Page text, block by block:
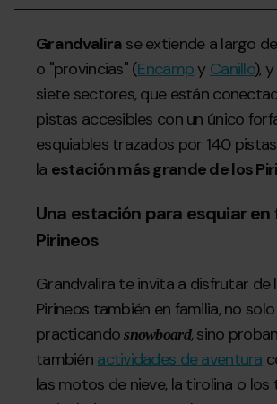
Grandvalira se extiende a largo
o "provincias" (Encampy Canillo),
siete sectores, que están
pistas accesibles con un único
esquiables trazados por 140
la estación más grande de los
Una estación para esquiar en
Pirineos
Grandvalira te invita a disfrutar de
Pirineos también en familia, no
practicandosnowboard, sino
también actividades de aventura
las motos de nieve, la tirolina o los